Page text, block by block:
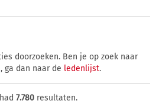
doorzoeken. Ben je op zoek naar
ga dan naar de ledenlijst.
had 7.780 resultaten.